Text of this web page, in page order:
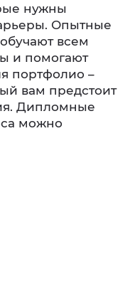
нужны
Опытные
всем
и помогают
портфолио –
вам предстоит
Дипломные
можно